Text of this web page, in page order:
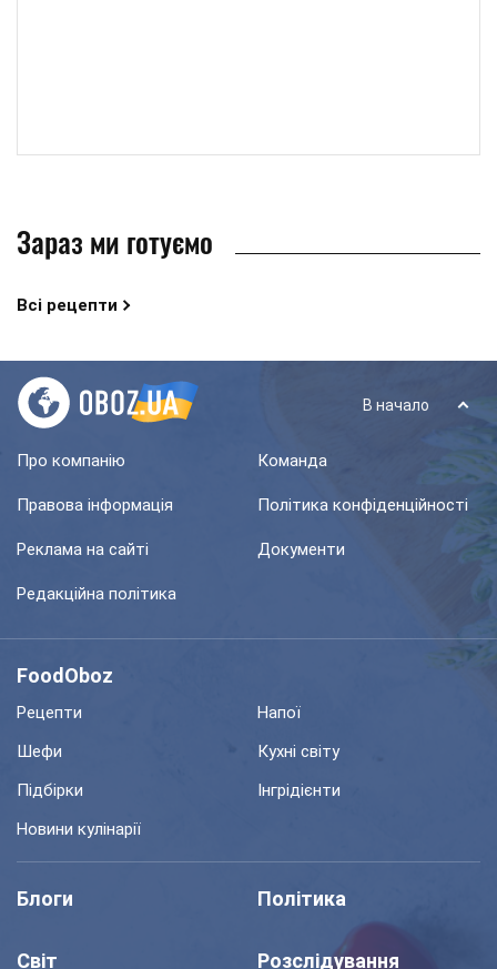
Зараз ми готуємо
Всі рецепти
В начало
Про компанію Команда
Правова інформація Політика конфіденційності
Реклама на сайті Документи
Редакційна політика
FoodOboz
Рецепти
Напої
Шефи
Кухні світу
Підбірки
Інгрідієнти
Новини кулінарії
Блоги Політика
Світ Розслідування